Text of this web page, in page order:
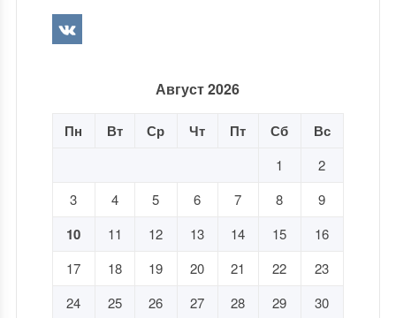
Август 2026
Пн Вт Ср Чт Пт Сб Вс
1
2
3
4 5 6 7 8 9
10 11 12 13 14 15
16
17
18 19 20 21 22
23
24
25 26 27 28 29
30